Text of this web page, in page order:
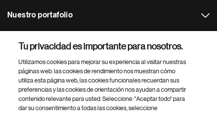
Nuestro portafolio
Footer Site Search
Tu privacidad es importante para nosotros.
Utilizamos cookies para mejorar su experiencia al visitar nuestras
páginas web: las cookies de rendimiento nos muestran cómo
utiliza esta página web, las cookies funcionales recuerdan sus
preferencias y las cookies de orientación nos ayudan a compartir
contenido relevante para usted. Seleccione: "Aceptar todo" para
dar su consentimiento a todas las cookies, seleccione